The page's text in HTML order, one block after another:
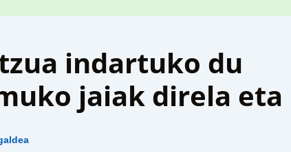
indartuko du
jaiak direla eta